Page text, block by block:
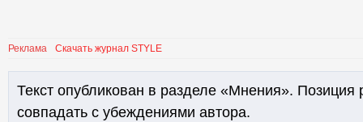
Реклама Скачать журнал STYLE
Текст опубликован в разделе «Мнения». Позиция
совпадать с убеждениями автора.